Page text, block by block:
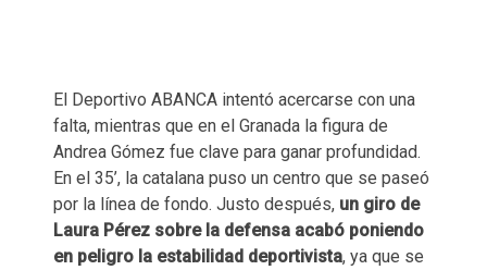
El Deportivo ABANCA intentó acercarse con una
falta, mientras que en el Granada la figura de
Andrea Gómez fue clave para ganar profundidad.
En el 35’, la catalana puso un centro que se paseó
por la línea de fondo. Justo después, un giro de
Laura Pérez sobre la defensa acabó poniendo
en peligro la estabilidad deportivista, ya que se